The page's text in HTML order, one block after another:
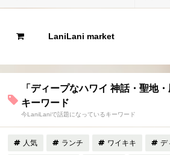
LaniLani market
「ディープなハワイ 神話・聖地
キーワード
今LaniLaniで話題になっているキーワード
人気 ランチ ワイキキ デ